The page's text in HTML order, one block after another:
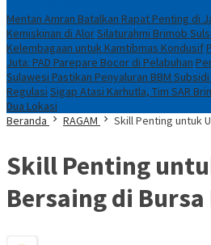
Mentan Amran Batalkan Rapat Penting di
Kemiskinan di AlorSilaturahmi Brimob
Kelembagaan untuk Kamtibmas Kondusif
Juta: PAD Parepare Bocor di Pelabuhan
Sulawesi Pastikan Penyaluran BBM
Regulasi Sigap Atasi Karhutla, Tim SAR
Dua Lokasi
Beranda
RAGAM Skill Penting untuk
Skill Penting
Bersaing di Bursa